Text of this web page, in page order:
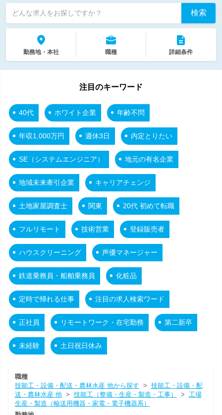
どんな求人をお探しですか？ 検索
勤務地・本社 職種 詳細条件
注目のキーワード
40代 ホワイト企業 年齢不問
年収1,000万円 週休3日 内定とりたい
SE（システムエンジニア） 地元の有名企業
地域未来牽引企業 キャリアチェンジ
土地家屋調査士 関東 20代 初めて転職
フルリモート 技術営業 登録販売者
ハウスクリーニング 声優マネージャー
鉄道乗務員・船舶乗務員 化粧品
定時で帰れる仕事 注目の求人検索ワード
正社員 リモートワーク・在宅勤務 第二新卒
未経験 土日祝日休み
職種
技能工・設備・配送・農林水産 他から探す > 技能工・設備・配
送・農林水産 他> 技能工（整備・生産・製造・工事） > 工場
生産・製造（輸送用機器・家電・電子機器系）